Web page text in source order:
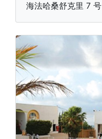
海法哈桑舒克里 7 号